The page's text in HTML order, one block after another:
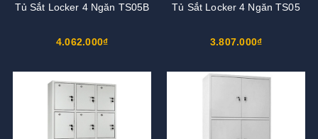
Tủ Sắt Locker 4 Ngăn TS05B
4.062.000₫
Tủ Sắt Locker 4 Ngăn TS05
3.807.000₫